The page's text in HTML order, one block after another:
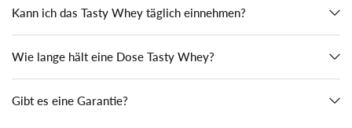
Kann ich das Tasty Whey täglich einnehmen?
Wie lange hält eine Dose Tasty Whey?
Gibt es eine Garantie?